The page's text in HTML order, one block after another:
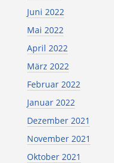
Juni 2022
Mai 2022
April 2022
März 2022
Februar 2022
Januar 2022
Dezember 2021
November 2021
Oktober 2021